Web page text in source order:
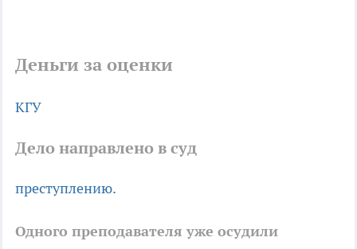
Деньги за оценки
КГУ
Дело направлено в суд
преступлению.
Одного преподавателя уже осудили